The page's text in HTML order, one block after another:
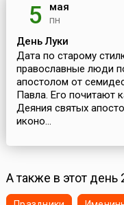
5 мая
пн
День Луки
Дата по старому
православные люди
апостолом от
Павла. Его почитают
Деяния святых
иконо...
А также в этот день